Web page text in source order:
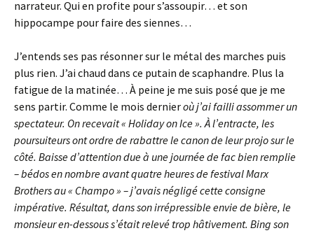
narrateur. Qui en profite pour s’assoupir… et son
hippocampe pour faire des siennes…
J’entends ses pas résonner sur le métal des marches puis
plus rien. J’ai chaud dans ce putain de scaphandre. Plus la
fatigue de la matinée… À peine je me suis posé que je me
sens partir. Comme le mois dernieroù j’ai failli assommer un
spectateur. On recevait « Holiday on Ice ». À l’entracte, les
poursuiteurs ont ordre de rabattre le canon de leur projo sur le
côté. Baisse d’attention due à une journée de fac bien remplie
– bédos en nombre avant quatre heures de festival Marx
Brothers au « Champo » – j’avais négligé cette consigne
impérative. Résultat, dans son irrépressible envie de bière, le
monsieur en-dessous s’était relevé trop hâtivement. Bing son